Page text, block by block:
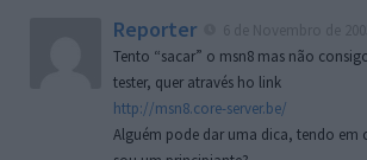
Reporter
Tento “sacar” o msn8 mas não
tester, quer através ho link
http://msn8.core-server.be/
Alguém pode dar uma dica, tendo em